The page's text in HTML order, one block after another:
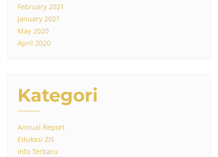
February 2021
January 2021
May 2020
April 2020
Kategori
Annual Report
Edukasi ZIS
Info Terbaru